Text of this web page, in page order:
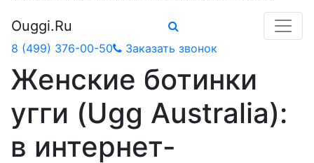
Ouggi.Ru
8 (499) 376-00-50 Заказать звонок
Женские ботинки
угги (Ugg Australia):
в интернет-